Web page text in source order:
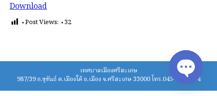
Download
Post Views: 32
เทศบาลเมืองศรีสะเกษ
987/39 ถ.ขุขันธ์ ต.เมืองใต้ อ.เมือง จ.ศรีสะเกษ 33000 โทร.045-620211-4